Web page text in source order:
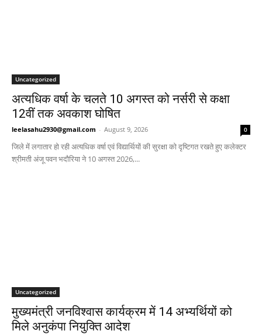
Uncategorized
अत्यधिक वर्षा के चलते 10 अगस्त को नर्सरी से कक्षा
12वीं तक अवकाश घोषित
leelasahu2930@gmail.com - August 9, 2026 0
जिले में लगातार हो रही अत्यधिक वर्षा एवं विद्यार्थियों की सुरक्षा को दृष्टिगत रखते हुए कलेक्टर
श्रीमती अंजू पवन भदौरिया ने 10 अगस्त 2026,...
Uncategorized
मुख्यमंत्री जनविश्वास कार्यक्रम में 14 अभ्यर्थियों को
मिले अनुकंपा नियुक्ति आदेश